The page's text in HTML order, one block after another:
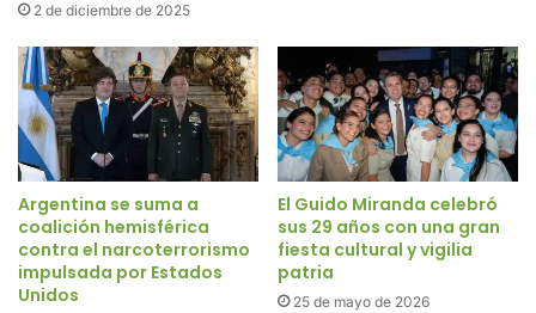
2 de diciembre de 2025
Argentina se suma a
coalición hemisférica
contra el narcoterrorismo
impulsada por Estados
Unidos
El Guido Miranda celebró
sus 29 años con una gran
fiesta cultural y vigilia
patria
25 de mayo de 2026